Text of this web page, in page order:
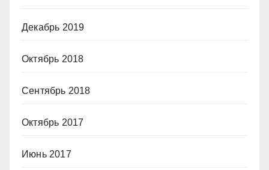
Декабрь 2019
Октябрь 2018
Сентябрь 2018
Октябрь 2017
Июнь 2017